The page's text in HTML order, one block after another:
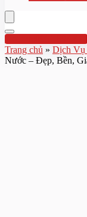
Hotline:0961 894 472
Trang chủ » Dịch Vụ
Nước – Đẹp, Bền,